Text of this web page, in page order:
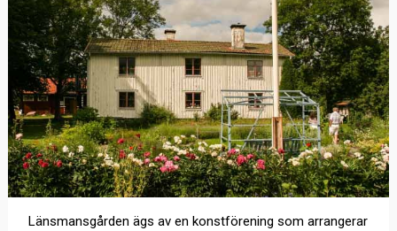
Länsmansgården ägs av en konstförening som arrangerar